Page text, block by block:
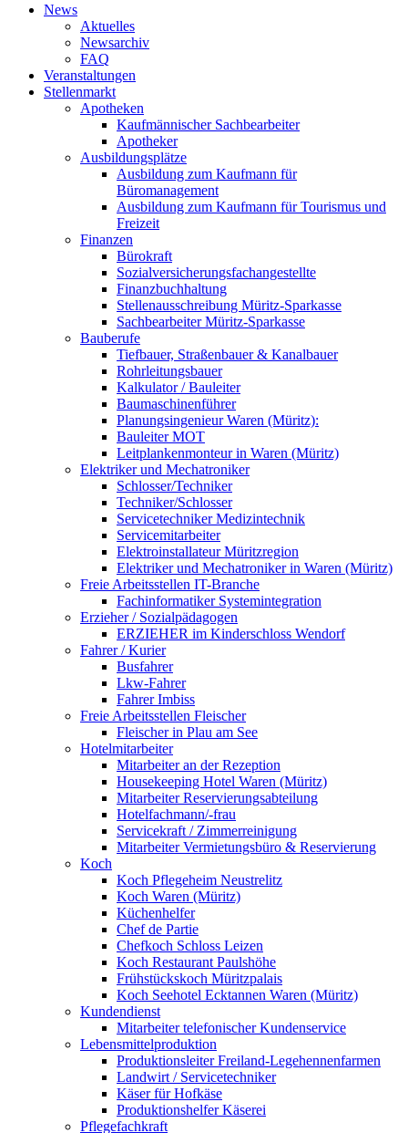
News
Aktuelles
Newsarchiv
FAQ
Veranstaltungen
Stellenmarkt
Apotheken
Kaufmännischer Sachbearbeiter
Apotheker
Ausbildungsplätze
Ausbildung zum Kaufmann für
Büromanagement
Ausbildung zum Kaufmann für Tourismus und
Freizeit
Finanzen
Bürokraft
Sozialversicherungsfachangestellte
Finanzbuchhaltung
Stellenausschreibung Müritz-Sparkasse
Sachbearbeiter Müritz-Sparkasse
Bauberufe
Tiefbauer, Straßenbauer & Kanalbauer
Rohrleitungsbauer
Kalkulator / Bauleiter
Baumaschinenführer
Planungsingenieur Waren (Müritz):
Bauleiter MOT
Leitplankenmonteur in Waren (Müritz)
Elektriker und Mechatroniker
Schlosser/Techniker
Techniker/Schlosser
Servicetechniker Medizintechnik
Servicemitarbeiter
Elektroinstallateur Müritzregion
Elektriker und Mechatroniker in Waren (Müritz)
Freie Arbeitsstellen IT-Branche
Fachinformatiker Systemintegration
Erzieher / Sozialpädagogen
ERZIEHER im Kinderschloss Wendorf
Fahrer / Kurier
Busfahrer
Lkw-Fahrer
Fahrer Imbiss
Freie Arbeitsstellen Fleischer
Fleischer in Plau am See
Hotelmitarbeiter
Mitarbeiter an der Rezeption
Housekeeping Hotel Waren (Müritz)
Mitarbeiter Reservierungsabteilung
Hotelfachmann/-frau
Servicekraft / Zimmerreinigung
Mitarbeiter Vermietungsbüro & Reservierung
Koch
Koch Pflegeheim Neustrelitz
Koch Waren (Müritz)
Küchenhelfer
Chef de Partie
Chefkoch Schloss Leizen
Koch Restaurant Paulshöhe
Frühstückskoch Müritzpalais
Koch Seehotel Ecktannen Waren (Müritz)
Kundendienst
Mitarbeiter telefonischer Kundenservice
Lebensmittelproduktion
Produktionsleiter Freiland-Legehennenfarmen
Landwirt / Servicetechniker
Käser für Hofkäse
Produktionshelfer Käserei
Pflegefachkraft